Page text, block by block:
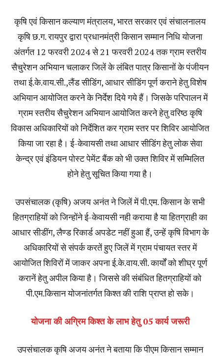
कृषि एवं किसान कल्याण मंत्रालय, भारत सरकार एवं संचालनालय
कृषि छ.ग. रायपुर द्वारा प्रधानमंत्री किसान सम्मान निधि योजना
अंतर्गत 12 फरवरी 2024 से 21 फरवरी 2024 तक ग्राम स्तरीय
सैचुरेशन अभियान चलाकर जिलें के लंबित पात्र किसानों के पंजीयन
तथा ई.के.वाय.सी.,लैंड सीडिंग, आधार सीडिंग पूर्ण कराने हेतु विशेष
अभियान आयोजित करने के निर्देश दिये गये हैं। जिसके परिपालन में
ग्राम स्तरीय सैचुरेशन अभियान आयोजित करने हेतु वरिष्ठ कृषि
विकास अधिकारियों को निर्देशित कर ग्राम स्तर पर शिविर आयोजित
किया जा रहा है। ई-केवायसी तथा आधार सीडिंग हेतु लोक सेवा
केन्द्र एवं इंडियन पोस्ट पेमेंट बैंक को भी उक्त शिविर में सम्मिलित
होने हेतु सूचित किया गया है।
उपसंचालक (कृषि) अजय अनंत ने जिलें में पी.एम. किसान के सभी
हितग्राहियों को जिन्होंने ई-केवायसी नही कराया है या हितग्राही का
आधार सीडींग, लैण्ड रिकार्ड अपडेट नहीं हुआ हैं, उन्हें कृषि विभाग के
अधिकारियों से संपर्क करतें हुए जिलें में ग्राम पंचायत स्तर में
आयोजित शिविरों में जाकर अपना ई.के.वाय.सी. कार्यों को शीघ्र पूर्ण
करानें हेतु अपील किया है। जिससे की संबंधित हितग्राहियों को
पी.एम.किसान योजनांतर्गत किश्त की राशि प्राप्त हो सके।
योजना की अग्रिम किश्त के लाभ हेतु 05 कार्य जरूरी
उपसंचालक कृषि अजय अनंत ने बताया कि पीएम किसान सम्मान